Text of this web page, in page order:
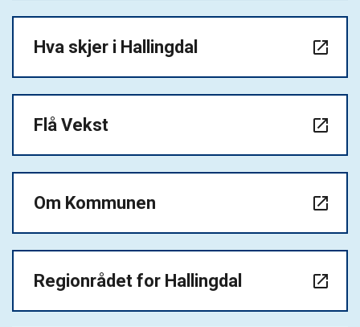
Hva skjer i Hallingdal launch
Flå Vekst launch
Om Kommunen launch
Regionrådet for Hallingdal launch